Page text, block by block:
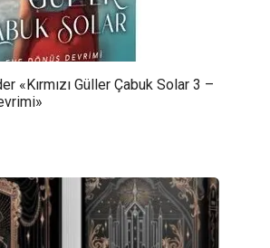
«Kırmızı Güller Çabuk Solar 3 –